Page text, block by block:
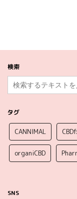
検索
タグ
CANNIMAL
organiCBD
SNS